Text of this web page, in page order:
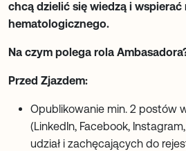
chcą dzielić się wiedzą i
hematologicznego.
Na czym polega rola
Przed Zjazdem:
Opublikowanie min. 2 postów
(LinkedIn, Facebook,
udział i zachęcających do